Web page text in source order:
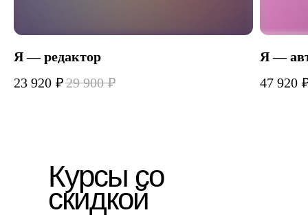
Я — редактор
23 920 ₽29 900 ₽
Я —
47 920
Курсы со
скидкой